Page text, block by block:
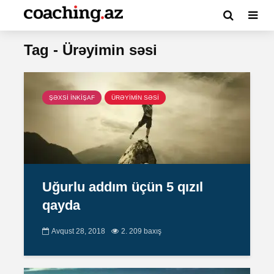
Tag - Ürəyimin səsi
ŞƏXSİ İNKİŞAF ÜRƏYİMİN SƏSİ
Uğurlu addım üçün 5 qızıl
qayda
Avqust 28, 2018 2. 209 baxış